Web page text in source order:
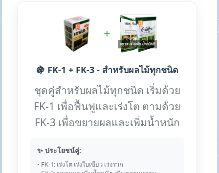
+
🍇 FK-1 + FK-3 - สำหรับผลไม้ทุกชนิด
ชุดคู่สำหรับผลไม้ทุกชนิด เริ่มด้วย
FK-1 เพื่อฟื้นฟูและเร่งโต ตามด้วย
FK-3 เพื่อขยายผลและเพิ่มน้ำหนัก
✨ ประโยชน์คู่:
• FK-1: เร่งโต เร่งใบเขียว เร่งราก